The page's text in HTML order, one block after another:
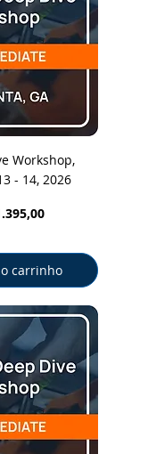
rápida
Workshop,
- 14, 2026
carrinho